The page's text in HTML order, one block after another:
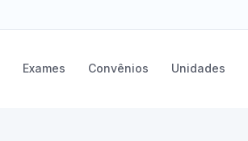
Exames Convênios Unidades